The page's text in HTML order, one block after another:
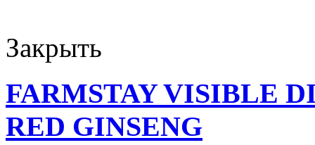
Закрыть
FARMSTAY VISIBLE
RED GINSENG